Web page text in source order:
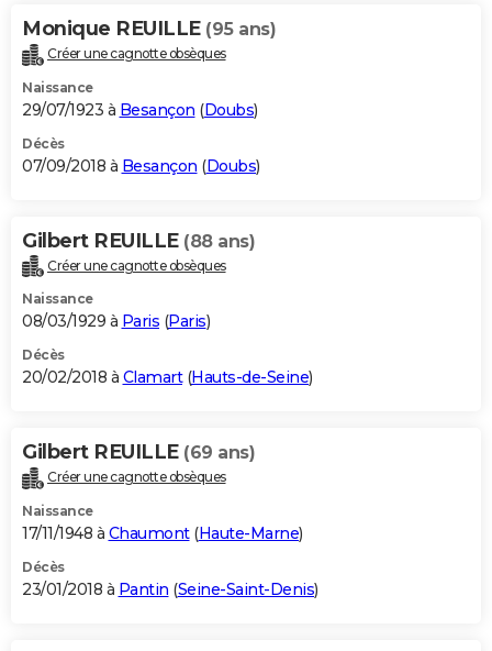
Monique REUILLE (95 ans)
Créer une cagnotte obsèques
Naissance
29/07/1923 à Besançon (Doubs)
Décès
07/09/2018 à Besançon (Doubs)
Gilbert REUILLE (88 ans)
Créer une cagnotte obsèques
Naissance
08/03/1929 à Paris (Paris)
Décès
20/02/2018 à Clamart(Hauts-de-Seine)
Gilbert REUILLE (69 ans)
Créer une cagnotte obsèques
Naissance
17/11/1948 à Chaumont(Haute-Marne)
Décès
23/01/2018 à Pantin (Seine-Saint-Denis)